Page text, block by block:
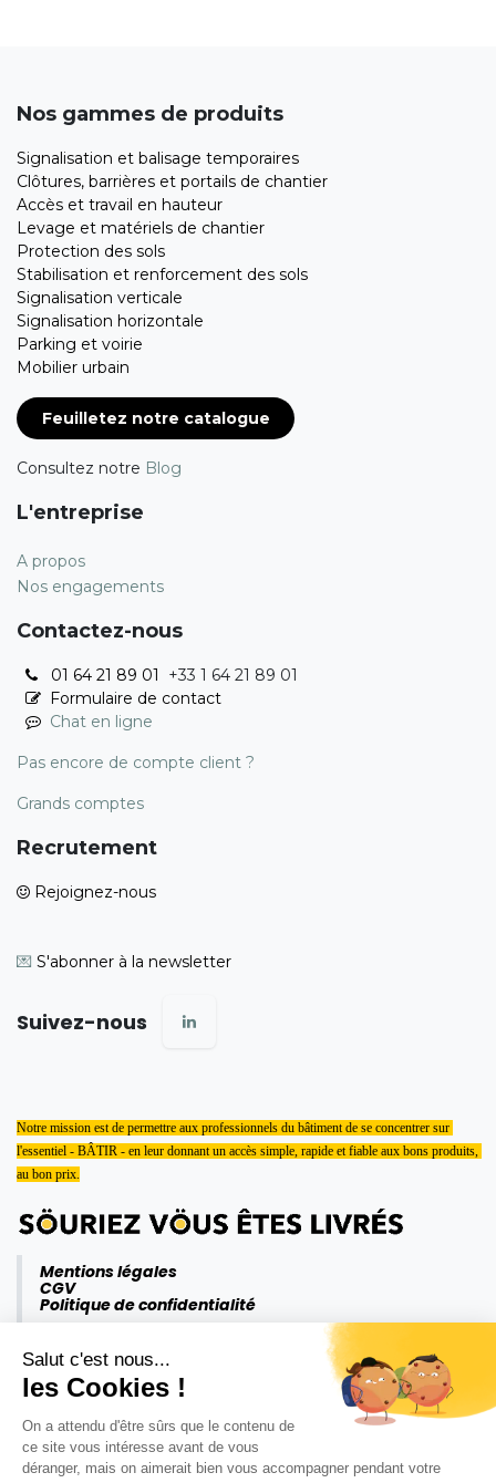
Salut c'est nous...
les Cookies !
On a attendu d'être sûrs que le contenu de
ce site vous intéresse avant de vous
déranger, mais on aimerait bien vous accompagner pendant votre
Nos gammes de produits
Signalisation et balisage temporaires
Clôtures, barrières et portails de chantier
Accès et travail en hauteur
Levage et matériels de chantier
Protection des sols
Stabilisation et renforcement des sols
Signalisation verticale
Signalisation horizontale
Parking et voirie
Mobilier urbain
Feuilletez notre catalogue
Consultez notre Blog
L'entreprise
A propos
Nos engagements
Contactez-nous
01 64 21 89 01 +33 1 64 21 89 01
Formulaire de contact
Chat en ligne
Pas encore de compte client ?
Grands comptes
Recrutement
Rejoignez-nous
💌 S'abonner à la newsletter
Suivez-nous
Notre mission est de permettre aux professionnels du bâtiment de se concentrer sur
l'essentiel - BÂTIR - en leur donnant un accès simple, rapide et fiable aux bons produits,
au bon prix.
Mentions légales
CGV
Politique de confidentialité